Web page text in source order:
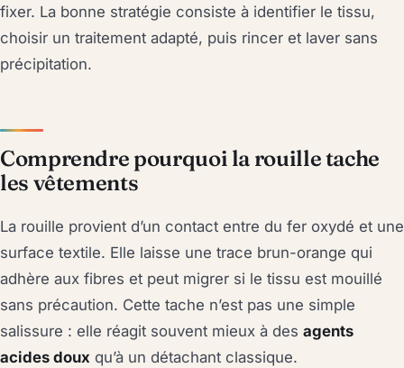
fixer. La bonne stratégie consiste à identifier le tissu,
choisir un traitement adapté, puis rincer et laver sans
précipitation.
Comprendre pourquoi la rouille tache
les vêtements
La rouille provient d’un contact entre du fer oxydé et une
surface textile. Elle laisse une trace brun-orange qui
adhère aux fibres et peut migrer si le tissu est mouillé
sans précaution. Cette tache n’est pas une simple
salissure : elle réagit souvent mieux à des agents
acides doux qu’à un détachant classique.